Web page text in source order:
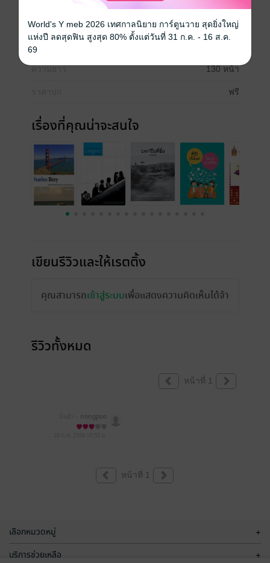
ประเภทไฟล์ pdf
วันที่วางขาย
130 หน้า
ฟรี
เรื่องที่คุณน่าจะสนใจ
เขียนรีวิวและให้เรตติ้ง
คุณสามารถเข้าสู่ระบบเพื่อแสดงความคิดเห็นได้จ้า
รีวิวทั้งหมด
หน้าที่ 1
nongpoo
หน้าที่ 1
เลือกหมวดหมู่ +
บริการช่วยเหลือ +
World's Y meb 2026 เทศกาลนิยาย การ์ตูนวาย สุดยิ่งใหญ่
แห่งปี ลดสุดฟิน สูงสุด 80% ตั้งแต่วันที่ 31 ก.ค. - 16 ส.ค.
69